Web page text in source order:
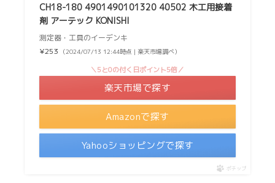
CH18-180 4901490101320 40502 木工用接着
剤 アーテック KONISHI
測定器・工具のイーデンキ
¥253
（2024/07/13 12:44時点 | 楽天市場調べ）
Amazonで探す
＼5と0の付く日ポイント5倍／
楽天市場で探す
Yahooショッピングで探す
ポチップ